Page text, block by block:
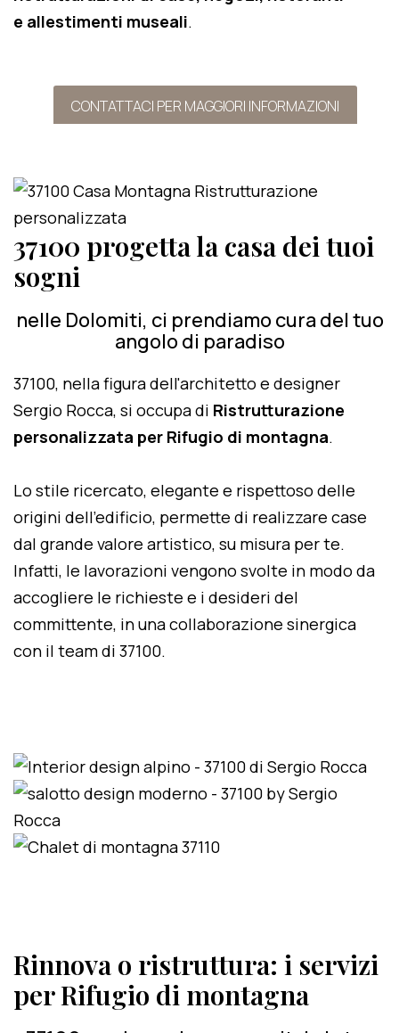
e allestimenti museali.
CONTATTACI PER MAGGIORI INFORMAZIONI
37100 progetta la casa dei tuoi
sogni
nelle Dolomiti, ci prendiamo cura del tuo
angolo di paradiso
37100, nella figura dell'architetto e designer
Sergio Rocca, si occupa di Ristrutturazione
personalizzata per Rifugio di montagna.
Lo stile ricercato, elegante e rispettoso delle
origini dell'edificio, permette di realizzare case
dal grande valore artistico, su misura per te.
Infatti, le lavorazioni vengono svolte in modo da
accogliere le richieste e i desideri del
committente, in una collaborazione sinergica
con il team di 37100.
Rinnova o ristruttura: i servizi
per Rifugio di montagna